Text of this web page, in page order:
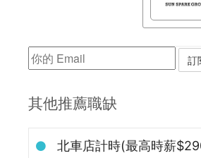
其他推薦職缺
北車店計時(最高時薪